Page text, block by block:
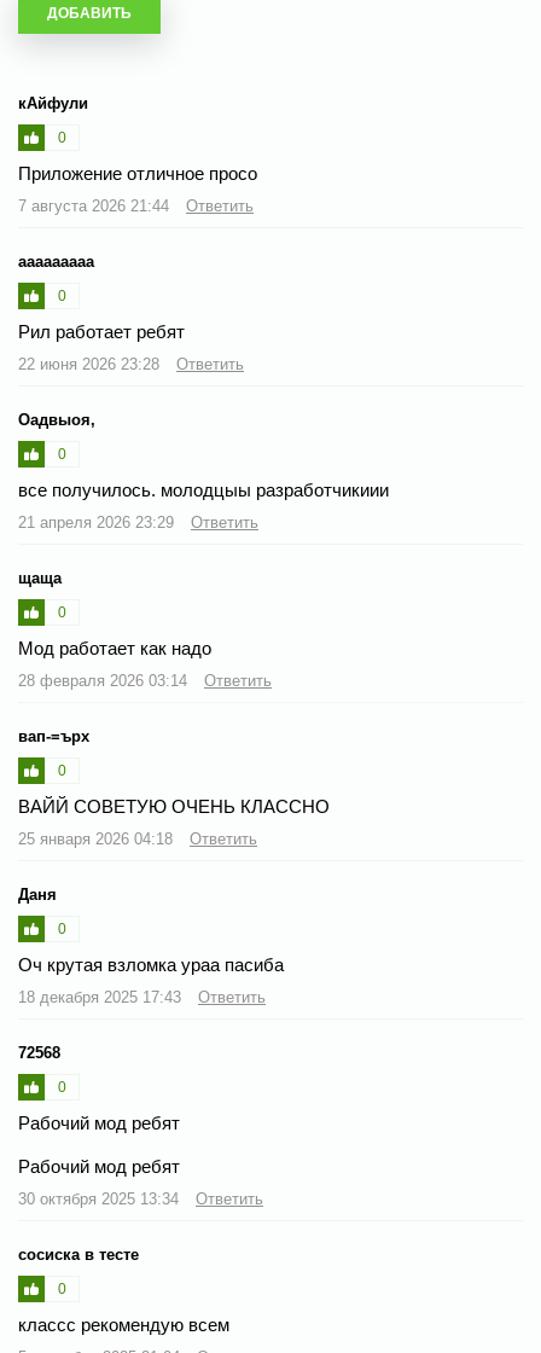
кАйфули
0
Приложение отличное просо
7 августа 2026 21:44 Ответить
ааааааааа
0
Рил работает ребят
22 июня 2026 23:28 Ответить
Оадвыоя,
0
все получилось. молодцыы разработчикиии
21 апреля 2026 23:29 Ответить
щаща
0
Мод работает как надо
28 февраля 2026 03:14 Ответить
вап-=ърх
0
ВАЙЙ СОВЕТУЮ ОЧЕНЬ КЛАССНО
25 января 2026 04:18 Ответить
Даня
0
Оч крутая взломка ураа пасиба
18 декабря 2025 17:43 Ответить
72568
0
Рабочий мод ребят
Рабочий мод ребят
30 октября 2025 13:34 Ответить
сосиска в тесте
0
классс рекомендую всем